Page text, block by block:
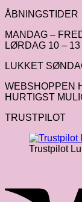
ÅBNINGSTIDER
MANDAG –
LØRDAG 10 – 13
LUKKET
WEBSHOPPEN
HURTIGST
TRUSTPILOT
Trustpilot